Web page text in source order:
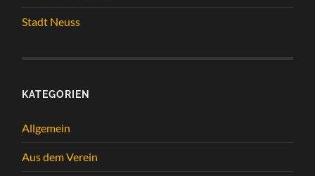
Stadt Neuss
KATEGORIEN
Allgemein
Aus dem Verein